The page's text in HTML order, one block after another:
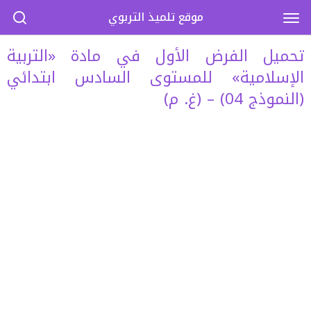
تحميل الفرض الأول في مادة «التربية
الإسلامية» للمستوى السادس ابتدائي
(النموذج 04) – (غ. م)
موقع تلميذ التربوي